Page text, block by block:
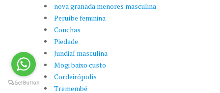
nova granada menores masculina
Peruíbe feminina
Conchas
Piedade
Jundiaí masculina
Mogi baixo custo
Cordeirópolis
Tremembé